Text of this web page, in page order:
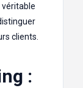
véritable
clients.
: